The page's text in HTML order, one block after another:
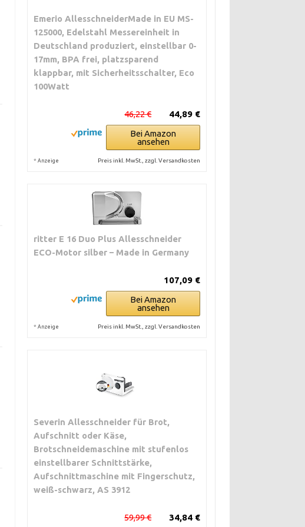
Emerio AllesschneiderMade in EU MS-
125000, Edelstahl Messereinheit in
Deutschland produziert, einstellbar 0-
17mm, BPA frei, platzsparend
klappbar, mit Sicherheitsschalter, Eco
100Watt
44,89 €
46,22 €
Bei Amazon
ansehen
* Anzeige Preis inkl. MwSt., zzgl. Versandkosten
ritter E 16 Duo Plus Allesschneider
ECO-Motor silber – Made in Germany
107,09 €
Bei Amazon
ansehen
* Anzeige Preis inkl. MwSt., zzgl. Versandkosten
Severin Allesschneider für Brot,
Aufschnitt oder Käse,
Brotschneidemaschine mit stufenlos
einstellbarer Schnittstärke,
Aufschnittmaschine mit Fingerschutz,
weiß-schwarz, AS 3912
34,84 €
59,99 €